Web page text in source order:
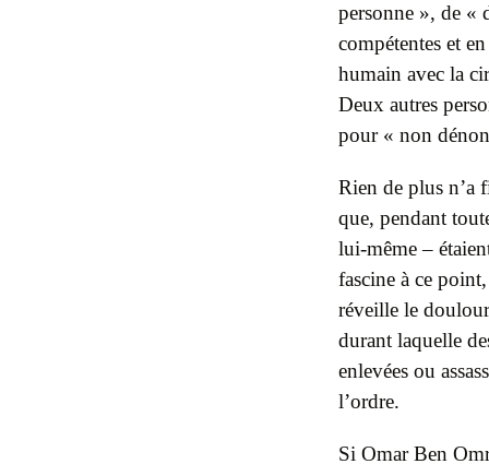
personne », de «
compétentes et
humain avec la
Deux autres
pour « non
Rien de plus n’a
que, pendant
lui-même –
fascine à ce
réveille le
durant laquelle
enlevées ou
l’ordre.
Si Omar Ben